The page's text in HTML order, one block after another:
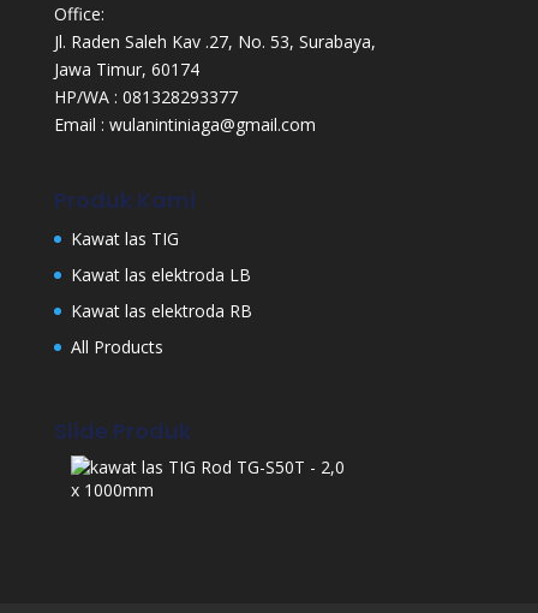
Office:
Jl. Raden Saleh Kav .27, No. 53, Surabaya,
Jawa Timur, 60174
HP/WA : 081328293377
Email : wulanintiniaga@gmail.com
Produk Kami
Kawat las TIG
Kawat las elektroda LB
Kawat las elektroda RB
All Products
Slide Produk